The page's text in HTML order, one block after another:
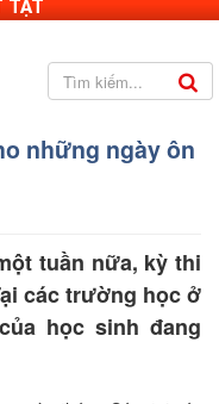
TẬT
những ngày ôn
tuần nữa, kỳ thi
các trường học ở
học sinh đang